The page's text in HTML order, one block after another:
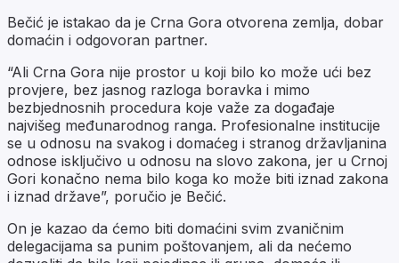
Bečić je istakao da je Crna Gora otvorena zemlja, dobar
domaćin i odgovoran partner.
“Ali Crna Gora nije prostor u koji bilo ko može ući bez
provjere, bez jasnog razloga boravka i mimo
bezbjednosnih procedura koje važe za događaje
najvišeg međunarodnog ranga. Profesionalne institucije
se u odnosu na svakog i domaćeg i stranog državljanina
odnose isključivo u odnosu na slovo zakona, jer u Crnoj
Gori konačno nema bilo koga ko može biti iznad zakona
i iznad države”, poručio je Bečić.
On je kazao da ćemo biti domaćini svim zvaničnim
delegacijama sa punim poštovanjem, ali da nećemo